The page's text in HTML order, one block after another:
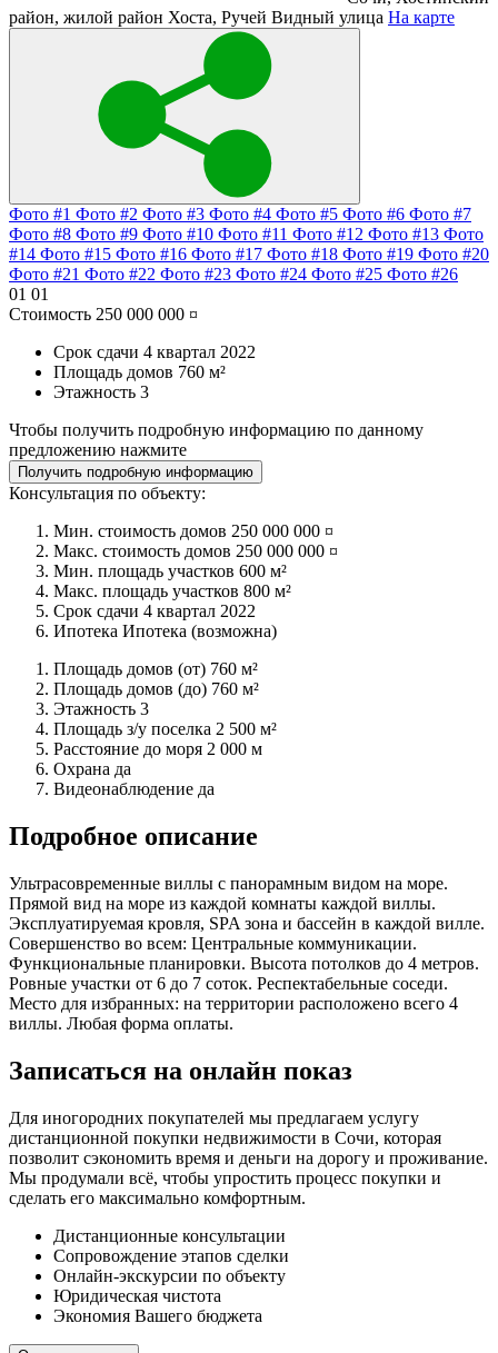
район, жилой район Хоста, Ручей Видный улица На карте
Фото #1 Фото #2 Фото #3 Фото #4 Фото #5 Фото #6 Фото #7
Фото #8 Фото #9 Фото #10 Фото #11 Фото #12 Фото #13 Фото
#14 Фото #15 Фото #16 Фото #17 Фото #18 Фото #19 Фото #20
Фото #21 Фото #22 Фото #23 Фото #24 Фото #25 Фото #26
01 01
Стоимость 250 000 000 ¤
Срок сдачи 4 квартал 2022
Площадь домов 760 м²
Этажность 3
Чтобы получить подробную информацию по данному
предложению нажмите
Получить подробную информацию
Консультация по объекту:
Мин. стоимость домов 250 000 000 ¤
Макс. стоимость домов 250 000 000 ¤
Мин. площадь участков 600 м²
Макс. площадь участков 800 м²
Срок сдачи 4 квартал 2022
Ипотека Ипотека (возможна)
Площадь домов (от) 760 м²
Площадь домов (до) 760 м²
Этажность 3
Площадь з/у поселка 2 500 м²
Расстояние до моря 2 000 м
Охрана да
Видеонаблюдение да
Подробное описание
Ультрасовременные виллы с панорамным видом на море.
Прямой вид на море из каждой комнаты каждой виллы.
Эксплуатируемая кровля, SPA зона и бассейн в каждой вилле.
Совершенство во всем: Центральные коммуникации.
Функциональные планировки. Высота потолков до 4 метров.
Ровные участки от 6 до 7 соток. Респектабельные соседи.
Место для избранных: на территории расположено всего 4
виллы. Любая форма оплаты.
Записаться на онлайн показ
Для иногородних покупателей мы предлагаем услугу
дистанционной покупки недвижимости в Сочи, которая
позволит сэкономить время и деньги на дорогу и проживание.
Мы продумали всё, чтобы упростить процесс покупки и
сделать его максимально комфортным.
Дистанционные консультации
Сопровождение этапов сделки
Онлайн-экскурсии по объекту
Юридическая чистота
Экономия Вашего бюджета